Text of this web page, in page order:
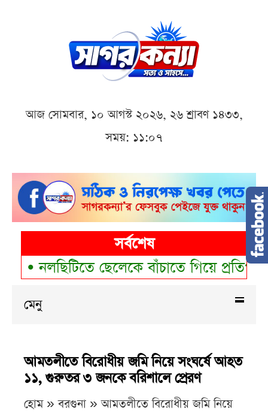
আজ সোমবার, ১০ আগস্ট ২০২৬, ২৬ শ্রাবণ ১৪৩৩,
সময়: ১১:০৭
সর্বশেষ
নলছিটিতে ছেলেকে বাঁচাতে গিয়ে
মেনু
আমতলীতে বিরোধীয় জমি নিয়ে সংঘর্ষে আহত
১১, গুরুতর ৩ জনকে বরিশালে প্রেরণ
হোম » বরগুনা »আমতলীতে বিরোধীয় জমি নিয়ে